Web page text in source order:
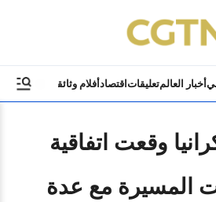
أخبار العالمتعليقات اقتصادأفلام وثائقية ثقافة
وقعت اتفاقية
المسيرة مع عدة